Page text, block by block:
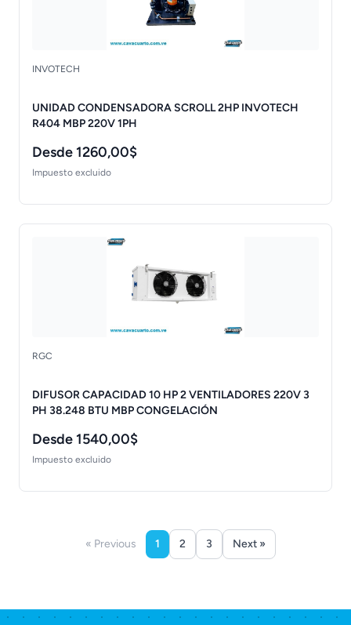
INVOTECH
UNIDAD CONDENSADORA SCROLL 2HP INVOTECH
R404 MBP 220V 1PH
Desde 1260,00$
Impuesto excluido
RGC
DIFUSOR CAPACIDAD 10 HP 2 VENTILADORES 220V 3
PH 38.248 BTU MBP CONGELACIÓN
Desde 1540,00$
Impuesto excluido
« Previous 1 2 3 Next »